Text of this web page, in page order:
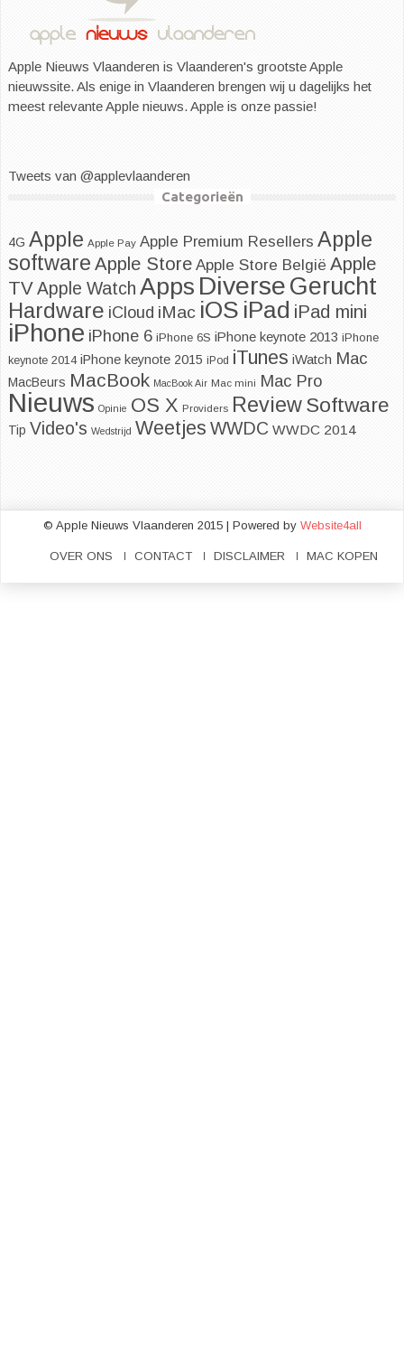
Apple Nieuws Vlaanderen is Vlaanderen's grootste Apple
nieuwssite. Als enige in Vlaanderen brengen wij u dagelijks het
meest relevante Apple nieuws. Apple is onze passie!
Tweets van @applevlaanderen
Categorieën
4G Apple Apple Pay Apple Premium Resellers Apple
software Apple Store Apple Store België Apple
TVApple Watch Apps Diverse Gerucht
Hardware iCloud iMac iOS iPad iPad mini
iPhone iPhone 6 iPhone 6S iPhone keynote 2013 iPhone
keynote 2014 iPhone keynote 2015 iPod iTunes iWatch Mac
MacBeurs MacBook MacBook Air Mac mini Mac Pro
Nieuws Opinie OS X Providers ReviewSoftware
Tip Video's Wedstrijd Weetjes WWDC WWDC 2014
© Apple Nieuws Vlaanderen 2015 | Powered by Website4all
OVER ONS CONTACT DISCLAIMER MAC KOPEN